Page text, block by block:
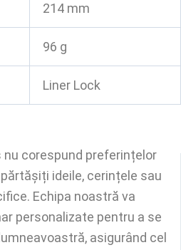
214 mm
96 g
Liner Lock
nu corespund preferințelor
ideile, cerințele sau
Echipa noastră va
personalizate pentru a se
asigurând cel